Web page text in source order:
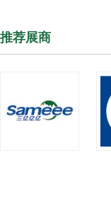
推荐展商